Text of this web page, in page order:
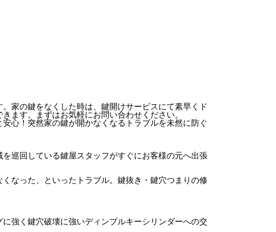
家の鍵をなくした時は、鍵開けサービスにて素早くド
ます。まずはお気軽にお問い合わせください。
心！突然家の鍵が開かなくなるトラブルを未然に防ぐ
巡回している鍵屋スタッフがすぐにお客様の元へ出張
なった、といったトラブル。鍵抜き・鍵穴つまりの修
強く鍵穴破壊に強いディンプルキーシリンダーへの交